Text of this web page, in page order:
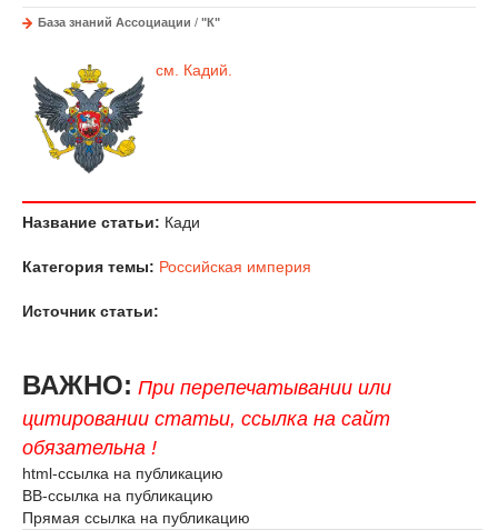
База знаний Ассоциации / "К"
см. Кадий.
Название статьи: Кади
Категория темы: Российская империя
Источник статьи:
ВАЖНО: При перепечатывании или
цитировании статьи, ссылка на сайт
обязательна !
html-ссылка на публикацию
BB-ссылка на публикацию
Прямая ссылка на публикацию